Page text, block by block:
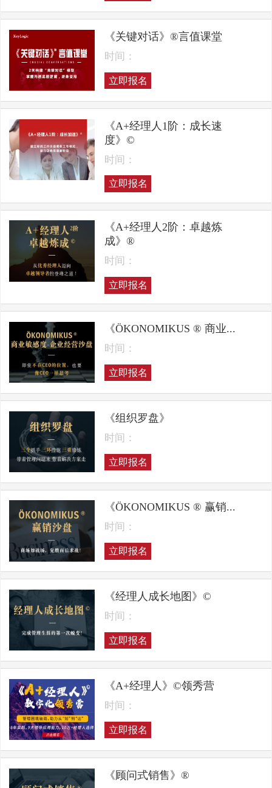
《关键对话》®言值课堂
时间：
立即报名
《A+经理人1阶：成长速
度》©
时间：
立即报名
《A+经理人2阶：卓越炼
成》®
时间：
立即报名
《ÖKONOMIKUS ® 商业...
时间：
立即报名
《组织罗盘》
时间：
立即报名
《ÖKONOMIKUS ® 赢销...
时间：
立即报名
《经理人成长地图》©
时间：
立即报名
《A+经理人》©领秀营
时间：
立即报名
《顾问式销售》®